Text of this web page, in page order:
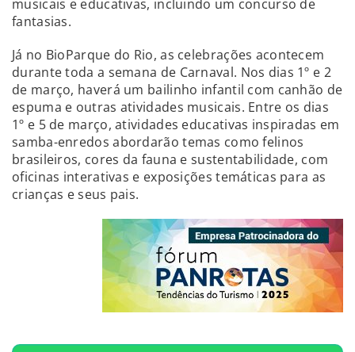
musicais e educativas, incluindo um concurso de
fantasias.
Já no BioParque do Rio, as celebrações acontecem
durante toda a semana de Carnaval. Nos dias 1º e 2
de março, haverá um bailinho infantil com canhão de
espuma e outras atividades musicais. Entre os dias
1º e 5 de março, atividades educativas inspiradas em
samba-enredos abordarão temas como felinos
brasileiros, cores da fauna e sustentabilidade, com
oficinas interativas e exposições temáticas para as
crianças e seus pais.